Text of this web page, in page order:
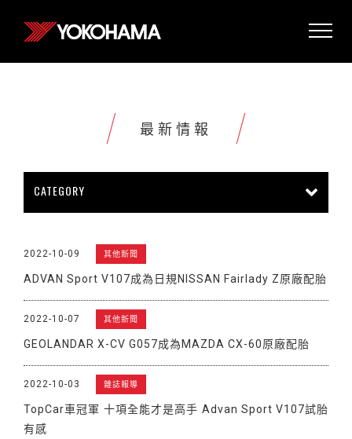
最新情報
CATEGORY
販促活動
2022-10-09 其他新聞
ADVAN Sport V107成為日規NISSAN Fairlady Z原廠配胎
2022-10-07 其他新聞
GEOLANDAR X-CV G057成為MAZDA CX-60原廠配胎
2022-10-03 雜誌報導
TopCar車冠軍 十項全能才是高手 Advan Sport V107試胎
有感